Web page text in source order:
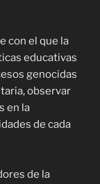
con el que la
educativas
genocidas
observar
en la
de cada
de la